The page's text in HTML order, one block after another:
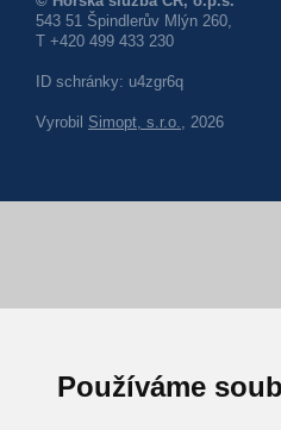
Používáme
543 51 Špindlerův Mlýn 260,
T +420 499 433 230
ID schránky: u4zgr6q
Vyrobil Simopt, s.r.o., 2026